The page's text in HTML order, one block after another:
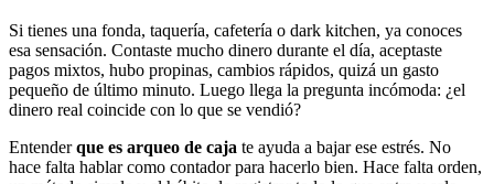
Si tienes una fonda, taquería, cafetería o dark kitchen, ya conoces
esa sensación. Contaste mucho dinero durante el día, aceptaste
pagos mixtos, hubo propinas, cambios rápidos, quizá un gasto
pequeño de último minuto. Luego llega la pregunta incómoda: ¿el
dinero real coincide con lo que se vendió?
Entenderque es arqueo de caja te ayuda a bajar ese estrés. No
hace falta hablar como contador para hacerlo bien. Hace falta orden,